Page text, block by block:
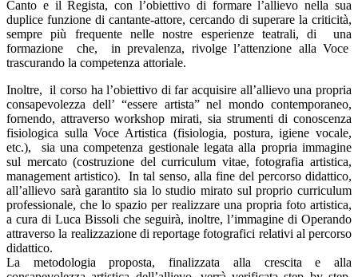
Canto e il Regista, con l’obiettivo di formare l’allievo nella sua
duplice funzione di cantante-attore, cercando di superare la criticità,
sempre più frequente nelle nostre esperienze teatrali, di una
formazione che, in prevalenza, rivolge l’attenzione alla Voce
trascurando la competenza attoriale.
Inoltre, il corso ha l’obiettivo di far acquisire all’allievo una propria
consapevolezza dell’ “essere artista” nel mondo contemporaneo,
fornendo, attraverso workshop mirati, sia strumenti di conoscenza
fisiologica sulla Voce Artistica (fisiologia, postura, igiene vocale,
etc.), sia una competenza gestionale legata alla propria immagine
sul mercato (costruzione del curriculum vitae, fotografia artistica,
management artistico). In tal senso, alla fine del percorso didattico,
all’allievo sarà garantito sia lo studio mirato sul proprio curriculum
professionale, che lo spazio per realizzare una propria foto artistica,
a cura di Luca Bissoli che seguirà, inoltre, l’immagine di Operando
attraverso la realizzazione di reportage fotografici relativi al percorso
didattico.
La metodologia proposta, finalizzata alla crescita e alla